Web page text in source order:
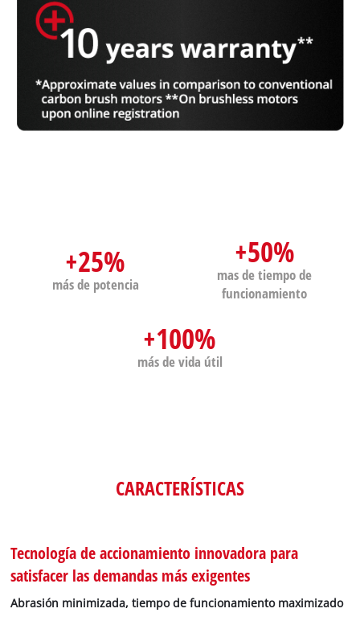
+25%
más de potencia
+50%
mas de tiempo de
funcionamiento
+100%
más de vida útil
CARACTERÍSTICAS
Tecnología de accionamiento innovadora para
satisfacer las demandas más exigentes
Abrasión minimizada, tiempo de funcionamiento maximizado